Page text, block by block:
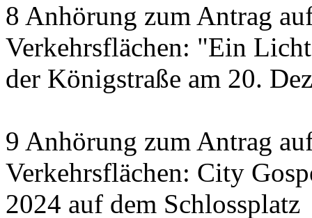
8 Anhörung zum Antrag
Verkehrsflächen: "Ein
der Königstraße am 20.
9 Anhörung zum Antrag
Verkehrsflächen: City
2024 auf dem Schlossplatz